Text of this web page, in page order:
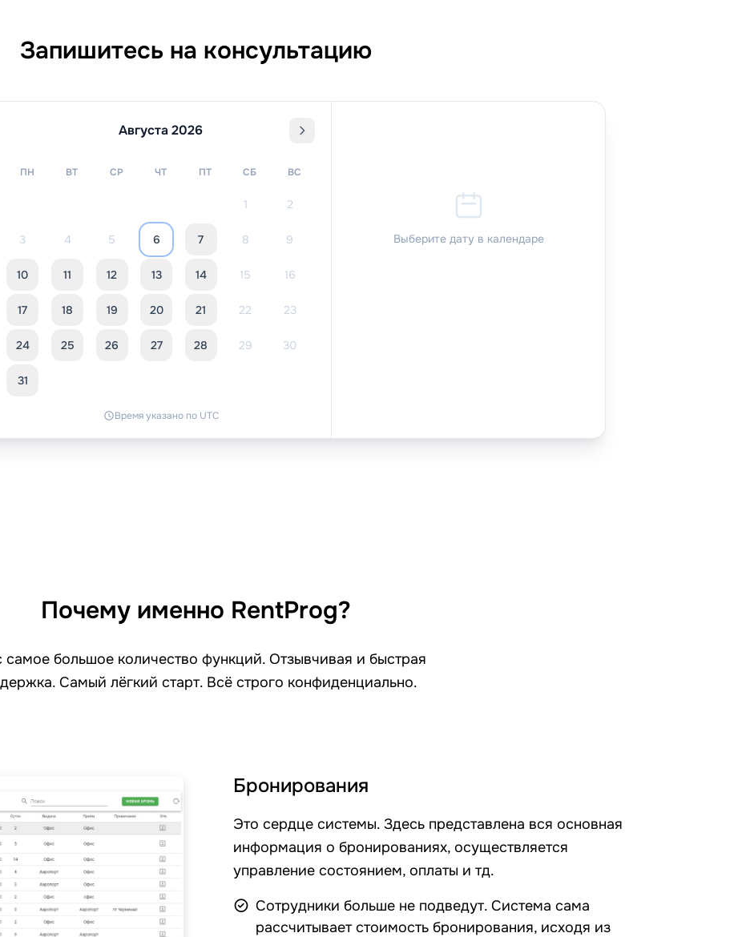
Запишитесь на консультацию
Августа 2026
ПН ВТ СР ЧТ ПТ СБ ВС
1 2
3 4 5 6 7 8 9
10 11 12 13 14 15 16
17 18 19 20 21 22 23
24 25 26 27 28 29 30
31
Время указано по UTC
Выберите дату в календаре
Почему именно RentProg?
самое большое количество функций. Отзывчивая и быстрая
Самый лёгкий старт. Всё строго конфиденциально.
Бронирования
Это сердце системы. Здесь представлена вся основная
информация о бронированиях, осуществляется
управление состоянием, оплаты и тд.
Сотрудники больше не подведут. Система сама
рассчитывает стоимость бронирования, исходя из